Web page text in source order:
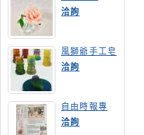
洽詢
風獅爺手工皂
洽詢
自由時報專
訪,手工皂達
人陳德昇老師
洽詢